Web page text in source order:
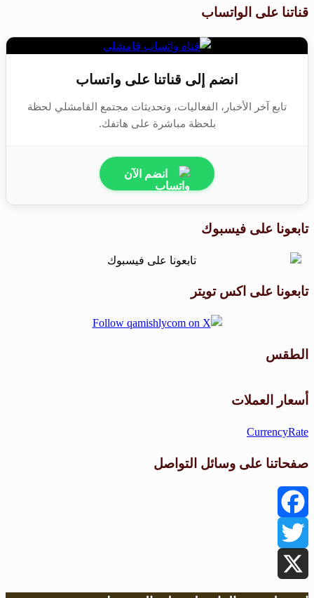
قناتنا على الواتساب
انضم إلى قناتنا على واتساب
تابع آخر الأخبار، الفعاليات، وتحديثات مجتمع القامشلي لحظة
بلحظة مباشرة على هاتفك.
انضم الآن
تابعونا على فيسبوك
تابعونا على اكس تويتر
الطقس
أسعار العملات
CurrencyRate
صفحاتنا على وسائل التواصل
Facebook
Twitter
X